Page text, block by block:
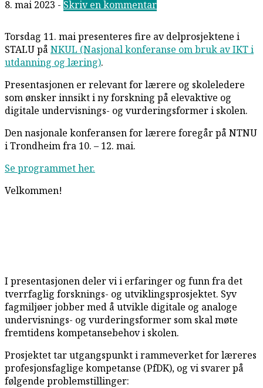
8. mai 2023 - Skriv en kommentar
Torsdag 11. mai presenteres fire av delprosjektene i
STALU på NKUL (Nasjonal konferanse om bruk av IKT i
utdanning og læring).
Presentasjonen er relevant for lærere og skoleledere
som ønsker innsikt i ny forskning på elevaktive og
digitale undervisnings- og vurderingsformer i skolen.
Den nasjonale konferansen for lærere foregår på NTNU
i Trondheim fra 10. – 12. mai.
Se programmet her.
Velkommen!
I presentasjonen deler vi i erfaringer og funn fra det
tverrfaglig forsknings- og utviklingsprosjektet. Syv
fagmiljøer jobber med å utvikle digitale og analoge
undervisnings- og vurderingsformer som skal møte
fremtidens kompetansebehov i skolen.
Prosjektet tar utgangspunkt i rammeverket for læreres
profesjonsfaglige kompetanse (PfDK), og vi svarer på
følgende problemstillinger: